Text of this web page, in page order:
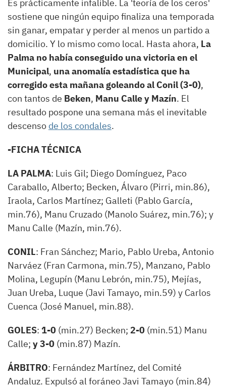
Es prácticamente infalible. La 'teoría de los ceros'
sostiene que ningún equipo finaliza una temporada
sin ganar, empatar y perder al menos un partido a
domicilio. Y lo mismo como local. Hasta ahora, La
Palma no había conseguido una victoria en el
Municipal, una anomalía estadística que ha
corregido esta mañana goleando al Conil (3-0),
con tantos de Beken, Manu Calle y Mazín. El
resultado pospone una semana más el inevitable
descenso de los condales.
-FICHA TÉCNICA
LA PALMA: Luis Gil; Diego Domínguez, Paco
Caraballo, Alberto; Becken, Álvaro (Pirri, min.86),
Iraola, Carlos Martínez; Galleti (Pablo García,
min.76), Manu Cruzado (Manolo Suárez, min.76); y
Manu Calle (Mazín, min.76).
CONIL: Fran Sánchez; Mario, Pablo Ureba, Antonio
Narváez (Fran Carmona, min.75), Manzano, Pablo
Molina, Legupín (Manu Lebrón, min.75), Mejías,
Juan Ureba, Luque (Javi Tamayo, min.59) y Carlos
Cuenca (José Manuel, min.88).
GOLES: 1-0 (min.27) Becken; 2-0 (min.51) Manu
Calle; y 3-0 (min.87) Mazín.
ÁRBITRO: Fernández Martínez, del Comité
Andaluz. Expulsó al foráneo Javi Tamayo (min.84)